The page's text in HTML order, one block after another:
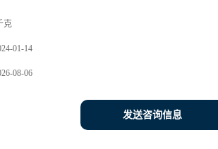
克
01-14
08-06
发送咨询信息